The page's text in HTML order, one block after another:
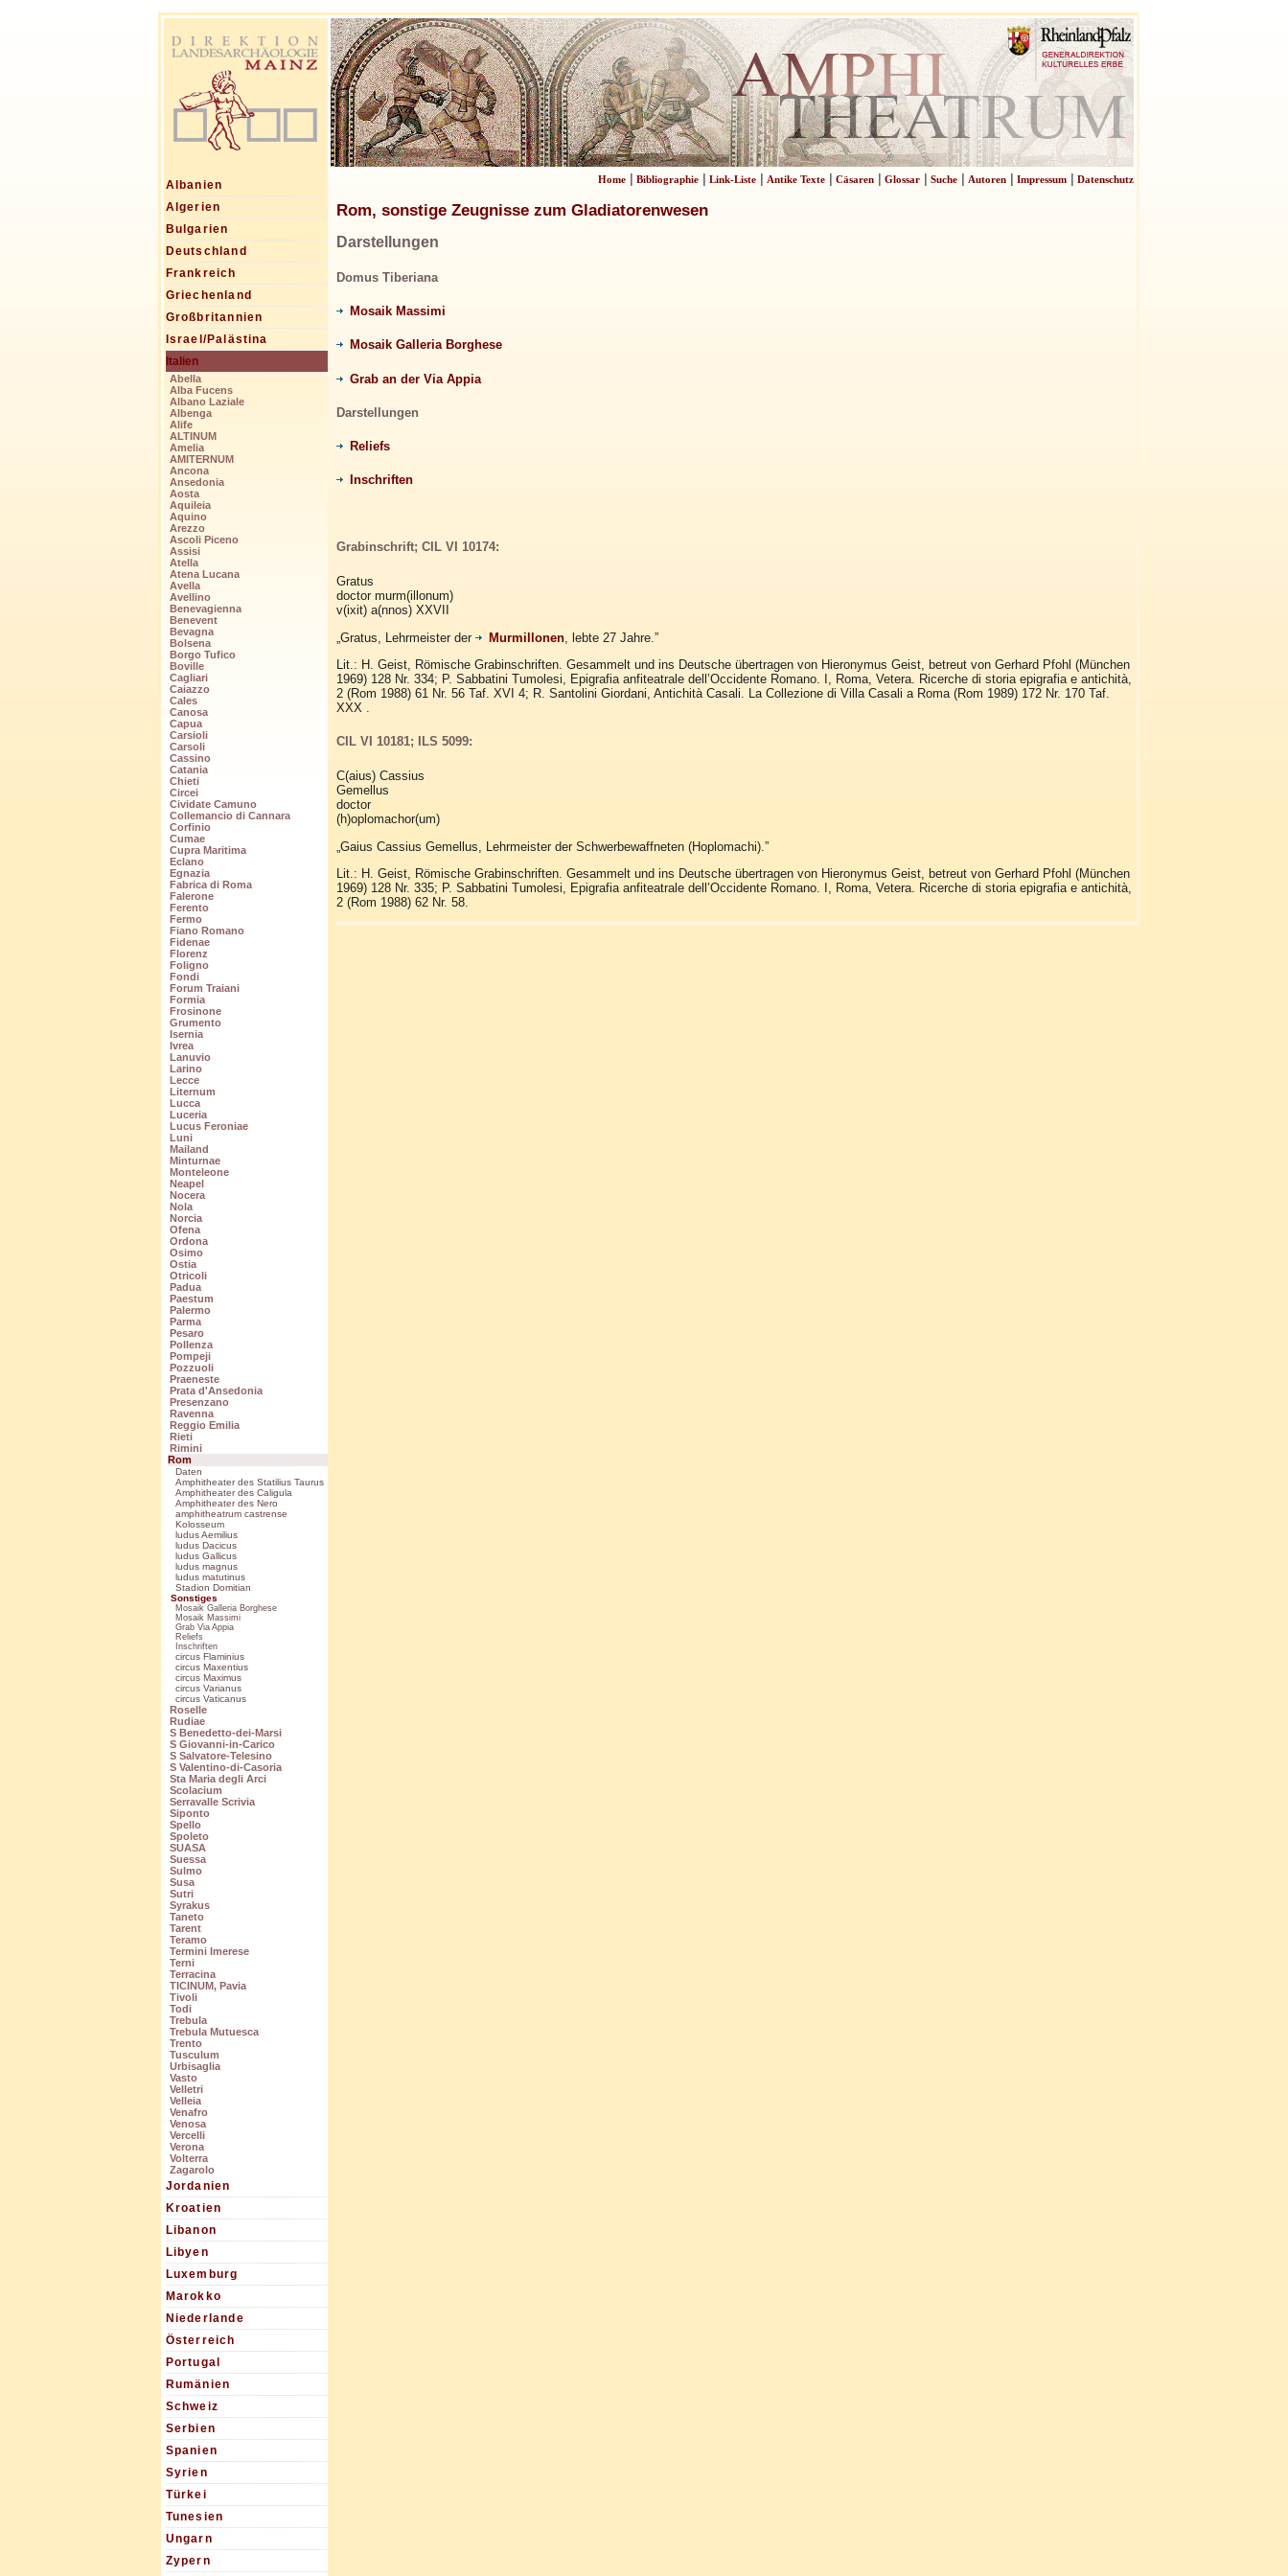
Albanien
Algerien
Bulgarien
Deutschland
Frankreich
Griechenland
Großbritannien
Israel/Palästina
Italien
Abella
Alba Fucens
Albano Laziale
Albenga
Alife
ALTINUM
Amelia
AMITERNUM
Ancona
Ansedonia
Aosta
Aquileia
Aquino
Arezzo
Ascoli Piceno
Assisi
Atella
Atena Lucana
Avella
Avellino
Benevagienna
Benevent
Bevagna
Bolsena
Borgo Tufico
Boville
Cagliari
Caiazzo
Cales
Canosa
Capua
Carsioli
Carsoli
Cassino
Catania
Chieti
Circei
Cividate Camuno
Collemancio di Cannara
Corfinio
Cumae
Cupra Maritima
Eclano
Egnazia
Fabrica di Roma
Falerone
Ferento
Fermo
Fiano Romano
Fidenae
Florenz
Foligno
Fondi
Forum Traiani
Formia
Frosinone
Grumento
Isernia
Ivrea
Lanuvio
Larino
Lecce
Liternum
Lucca
Luceria
Lucus Feroniae
Luni
Mailand
Minturnae
Monteleone
Neapel
Nocera
Nola
Norcia
Ofena
Ordona
Osimo
Ostia
Otricoli
Padua
Paestum
Palermo
Parma
Pesaro
Pollenza
Pompeji
Pozzuoli
Praeneste
Prata d'Ansedonia
Presenzano
Ravenna
Reggio Emilia
Rieti
Rimini
Rom
Daten
Amphitheater des Statilius Taurus
Amphitheater des Caligula
Amphitheater des Nero
amphitheatrum castrense
Kolosseum
ludus Aemilius
ludus Dacicus
ludus Gallicus
ludus magnus
ludus matutinus
Stadion Domitian
Sonstiges
Mosaik Galleria Borghese
Mosaik Massimi
Grab Via Appia
Reliefs
Inschriften
circus Flaminius
circus Maxentius
circus Maximus
circus Varianus
circus Vaticanus
Roselle
Rudiae
S Benedetto-dei-Marsi
S Giovanni-in-Carico
S Salvatore-Telesino
S Valentino-di-Casoria
Sta Maria degli Arci
Scolacium
Serravalle Scrivia
Siponto
Spello
Spoleto
SUASA
Suessa
Sulmo
Susa
Sutri
Syrakus
Taneto
Tarent
Teramo
Termini Imerese
Terni
Terracina
TICINUM, Pavia
Tivoli
Todi
Trebula
Trebula Mutuesca
Trento
Tusculum
Urbisaglia
Vasto
Velletri
Velleia
Venafro
Venosa
Vercelli
Verona
Volterra
Zagarolo
Jordanien
Kroatien
Libanon
Libyen
Luxemburg
Marokko
Niederlande
Österreich
Portugal
Rumänien
Schweiz
Serbien
Spanien
Syrien
Türkei
Tunesien
Ungarn
Zypern
Home| Bibliographie| Link-Liste| Antike Texte| Cäsaren| Glossar| Suche| Autoren| Impressum| Datenschutz
Rom, sonstige Zeugnisse zum Gladiatorenwesen
Darstellungen
Domus Tiberiana
Mosaik Massimi
Mosaik Galleria Borghese
Grab an der Via Appia
Darstellungen
Reliefs
Inschriften
Grabinschrift; CIL VI 10174:
Gratus
doctor murm(illonum)
v(ixit) a(nnos) XXVII
„Gratus, Lehrmeister der
Murmillonen, lebte 27 Jahre.”
Lit.: H. Geist, Römische Grabinschriften. Gesammelt und ins Deutsche übertragen von Hieronymus Geist, betreut von Gerhard Pfohl (München
1969) 128 Nr. 334; P. Sabbatini Tumolesi, Epigrafia anfiteatrale dell’Occidente Romano. I, Roma, Vetera. Ricerche di storia epigrafia e antichità,
2 (Rom 1988) 61 Nr. 56 Taf. XVI 4; R. Santolini Giordani, Antichità Casali. La Collezione di Villa Casali a Roma (Rom 1989) 172 Nr. 170 Taf.
XXX .
CIL VI 10181; ILS 5099:
C(aius) Cassius
Gemellus
doctor
(h)oplomachor(um)
„Gaius Cassius Gemellus, Lehrmeister der Schwerbewaffneten (Hoplomachi).”
Lit.: H. Geist, Römische Grabinschriften. Gesammelt und ins Deutsche übertragen von Hieronymus Geist, betreut von Gerhard Pfohl (München
1969) 128 Nr. 335; P. Sabbatini Tumolesi, Epigrafia anfiteatrale dell’Occidente Romano. I, Roma, Vetera. Ricerche di storia epigrafia e antichità,
2 (Rom 1988) 62 Nr. 58.